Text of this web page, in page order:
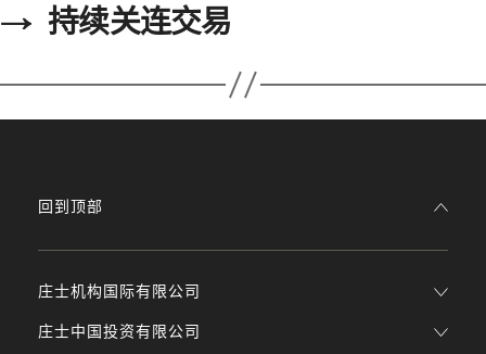
→ 持续关连交易
庄士机构国际有限公司
庄士中国投资有限公司
回到顶部